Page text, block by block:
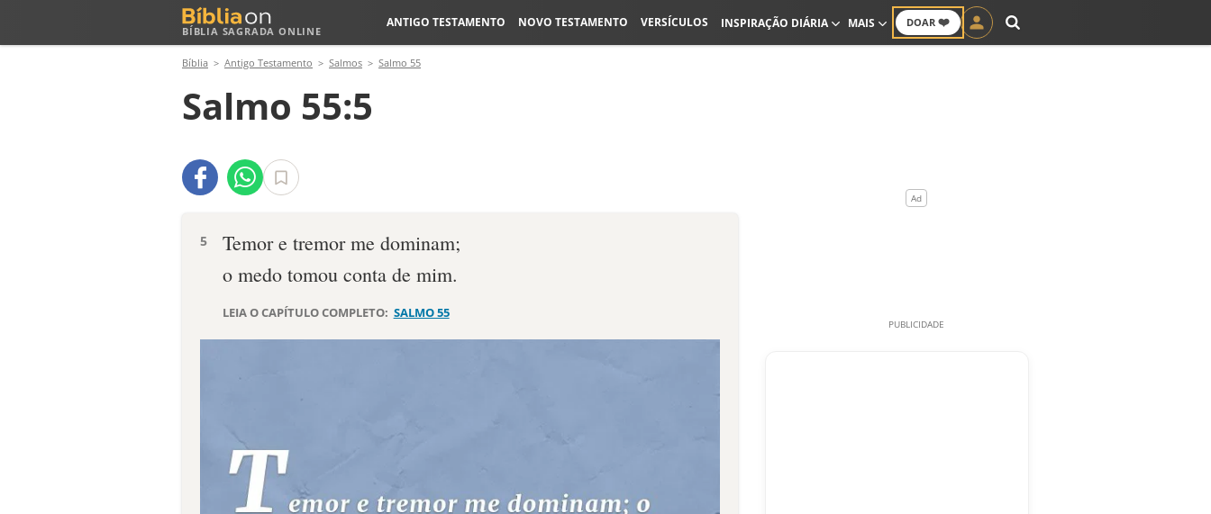
BÍBLIA SAGRADA ONLINE
DOAR ❤️
ANTIGO TESTAMENTO NOVO TESTAMENTO VERSÍCULOS INSPIRAÇÃO DIÁRIA MAIS
Bíblia Antigo Testamento Salmos Salmo 55
Salmo 55:5
5
Temor e tremor me dominam;
o medo tomou conta de mim.
LEIA O CAPÍTULO COMPLETO: SALMO 55